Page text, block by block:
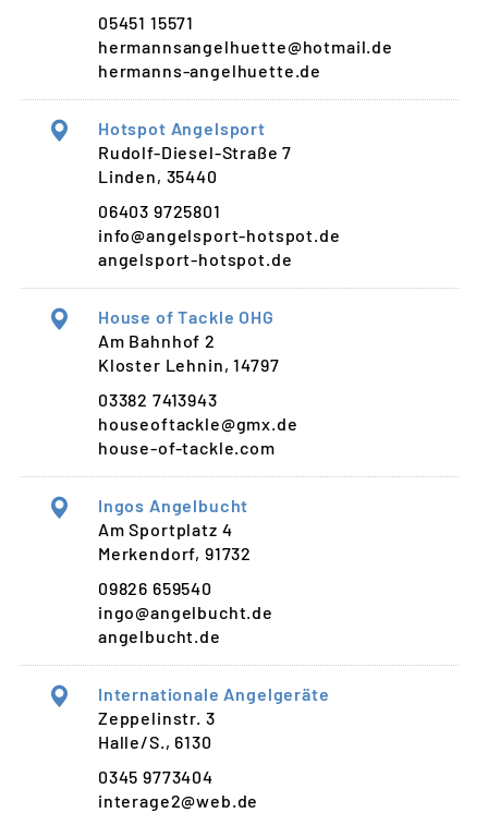
05451 15571
hermannsangelhuette@hotmail.de
hermanns-angelhuette.de
Hotspot Angelsport
Rudolf-Diesel-Straße 7
Linden, 35440
06403 9725801
info@angelsport-hotspot.de
angelsport-hotspot.de
House of Tackle OHG
Am Bahnhof 2
Kloster Lehnin, 14797
03382 7413943
houseoftackle@gmx.de
house-of-tackle.com
Ingos Angelbucht
Am Sportplatz 4
Merkendorf, 91732
09826 659540
ingo@angelbucht.de
angelbucht.de
Internationale Angelgeräte
Zeppelinstr. 3
Halle/S., 6130
0345 9773404
interage2@web.de